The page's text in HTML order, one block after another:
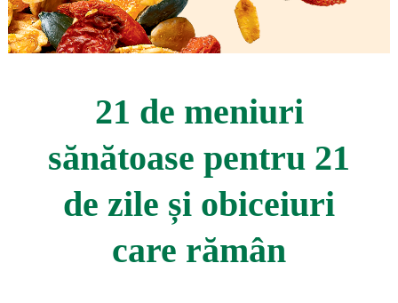
21 de meniuri
sănătoase pentru 21
de zile și obiceiuri
care rămân